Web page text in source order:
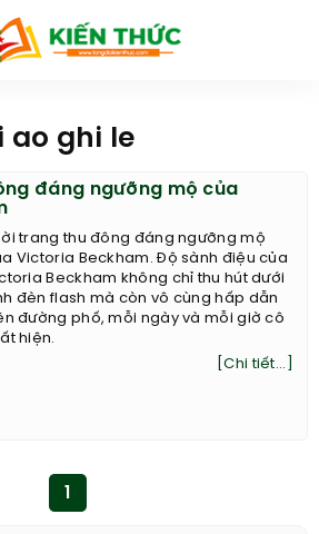
ao ghi le
đáng ngưỡng mộ của
trang thu đông đáng ngưỡng mộ
Victoria Beckham. Độ sành điệu của
Beckham không chỉ thu hút dưới
đèn flash mà còn vô cùng hấp dẫn
đường phố, mỗi ngày và mỗi giờ cô
hiện.
[Chi tiết...]